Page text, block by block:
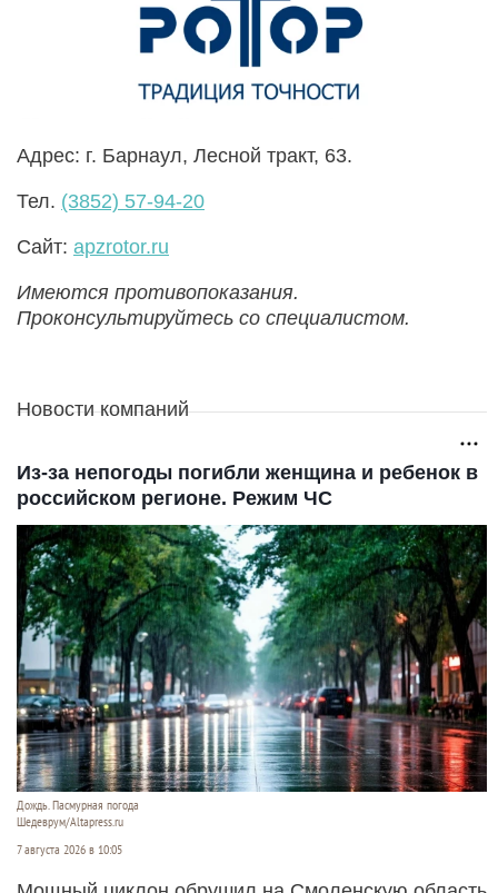
Адрес: г. Барнаул, Лесной тракт, 63.
Тел. (3852) 57-94-20
Сайт: apzrotor.ru
Имеются противопоказания.
Проконсультируйтесь со специалистом.
Новости компаний
Из-за непогоды погибли женщина и ребенок в
российском регионе. Режим ЧС
Дождь. Пасмурная погода
Шедеврум/Altapress.ru
7 августа 2026 в 10:05